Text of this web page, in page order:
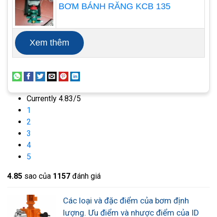
màng ngăn chặn rò rỉ sản phẩm và góp phần tăng
độ an toàn và sử dụng nguyên liệu tiết kiệm hơn.
với chất lỏng và chất nhão. Nguyên lý hoạt động
dựa trên tác động cơ học trên kênh làm việc,
BƠM BÁNH RĂNG KCB 135
Xem thêm
Currently 4.83/5
1
2
3
4
5
4.85 sao của 1157 đánh giá
Các loại và đặc điểm của bơm định
lượng. Ưu điểm và nhược điểm của ID